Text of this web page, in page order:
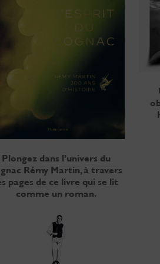
Plongez dans l’univers du
Rémy Martin, à travers
pages de ce livre qui se lit
comme un roman.